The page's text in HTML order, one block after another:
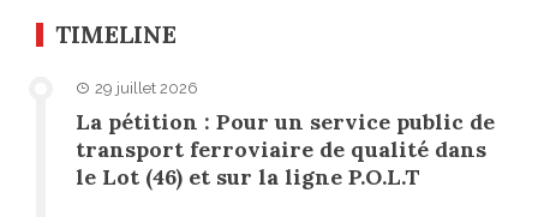
TIMELINE
29 juillet 2026
La pétition : Pour un service public de
transport ferroviaire de qualité dans
le Lot (46) et sur la ligne P.O.L.T